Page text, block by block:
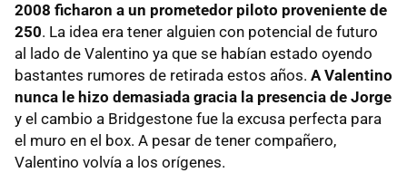
2008 ficharon a un prometedor piloto proveniente de
250. La idea era tener alguien con potencial de futuro
al lado de Valentino ya que se habían estado oyendo
bastantes rumores de retirada estos años. A Valentino
nunca le hizo demasiada gracia la presencia de Jorge
y el cambio a Bridgestone fue la excusa perfecta para
el muro en el box. A pesar de tener compañero,
Valentino volvía a los orígenes.